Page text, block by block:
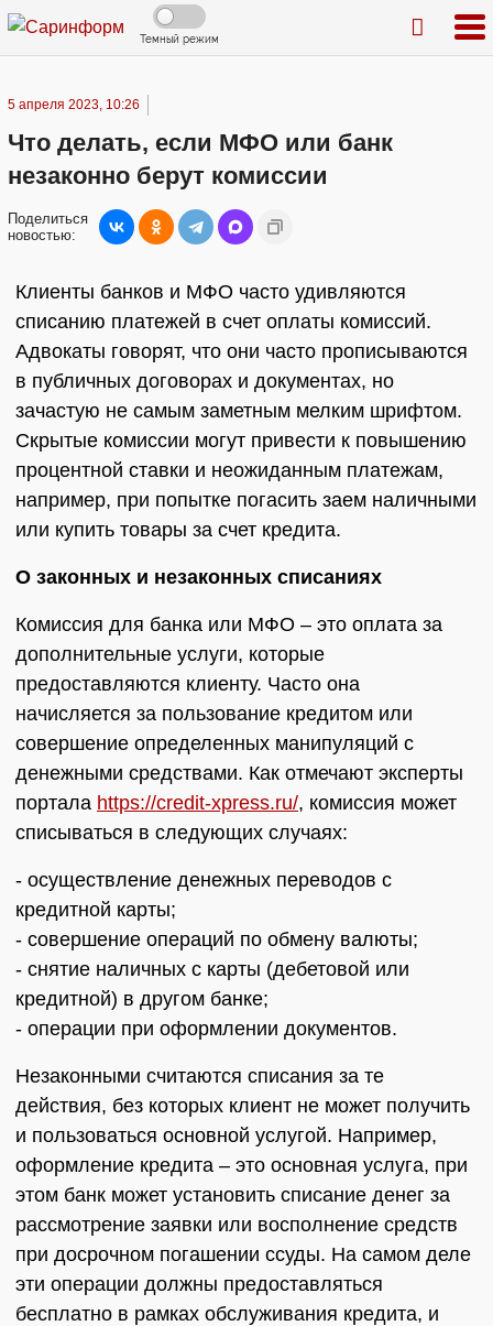
Темный режим
5 апреля 2023, 10:26
Что делать, если МФО или банк
незаконно берут комиссии
Поделиться
новостью:
Клиенты банков и МФО часто удивляются
списанию платежей в счет оплаты комиссий.
Адвокаты говорят, что они часто прописываются
в публичных договорах и документах, но
зачастую не самым заметным мелким шрифтом.
Скрытые комиссии могут привести к повышению
процентной ставки и неожиданным платежам,
например, при попытке погасить заем наличными
или купить товары за счет кредита.
О законных и незаконных списаниях
Комиссия для банка или МФО – это оплата за
дополнительные услуги, которые
предоставляются клиенту. Часто она
начисляется за пользование кредитом или
совершение определенных манипуляций с
денежными средствами. Как отмечают эксперты
портала https://credit-xpress.ru/, комиссия может
списываться в следующих случаях:
- осуществление денежных переводов с
кредитной карты;
- совершение операций по обмену валюты;
- снятие наличных с карты (дебетовой или
кредитной) в другом банке;
- операции при оформлении документов.
Незаконными считаются списания за те
действия, без которых клиент не может получить
и пользоваться основной услугой. Например,
оформление кредита – это основная услуга, при
этом банк может установить списание денег за
рассмотрение заявки или восполнение средств
при досрочном погашении ссуды. На самом деле
эти операции должны предоставляться
бесплатно в рамках обслуживания кредита, и